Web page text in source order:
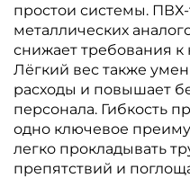
простои системы.
металлических
снижает требования
Лёгкий вес также
расходы и повышает
персонала. Гибкость
одно ключевое
легко прокладывать
препятствий и